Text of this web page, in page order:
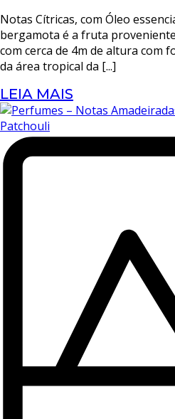
Notas Cítricas, com Óleo
bergamota é a fruta
com cerca de 4m de altura com
da área tropical da [...]
LEIA MAIS